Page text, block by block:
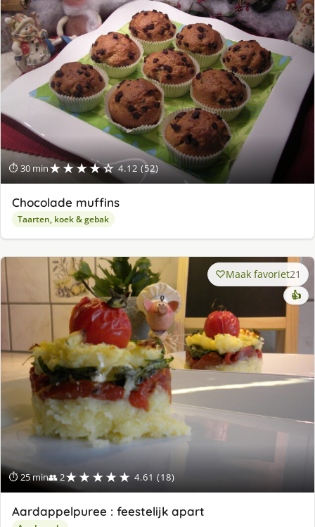
⏱ 30 min★★★★☆ 4.12 (52)
Chocolade muffins
Taarten, koek & gebak
⏱ 25 min👥 2★★★★★ 4.61 (18)
Maak favoriet21
👍
Aardappelpuree : feestelijk apart